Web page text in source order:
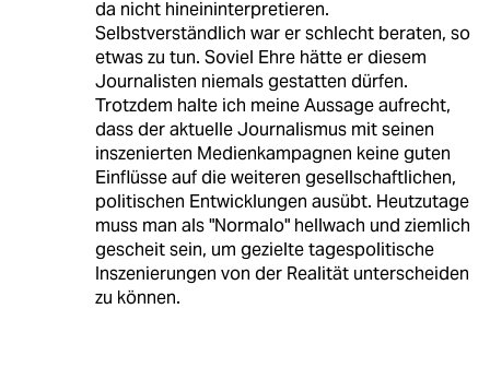
da nicht hineininterpretieren.
Selbstverständlich war er schlecht beraten, so
etwas zu tun. Soviel Ehre hätte er diesem
Journalisten niemals gestatten dürfen.
Trotzdem halte ich meine Aussage aufrecht,
dass der aktuelle Journalismus mit seinen
inszenierten Medienkampagnen keine guten
Einflüsse auf die weiteren gesellschaftlichen,
politischen Entwicklungen ausübt. Heutzutage
muss man als "Normalo" hellwach und ziemlich
gescheit sein, um gezielte tagespolitische
Inszenierungen von der Realität unterscheiden
zu können.